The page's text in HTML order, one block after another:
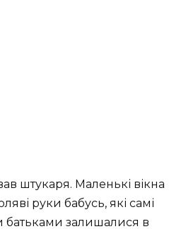
штукаря. Маленькі вікна
руки бабусь, які самі
батьками залишалися в